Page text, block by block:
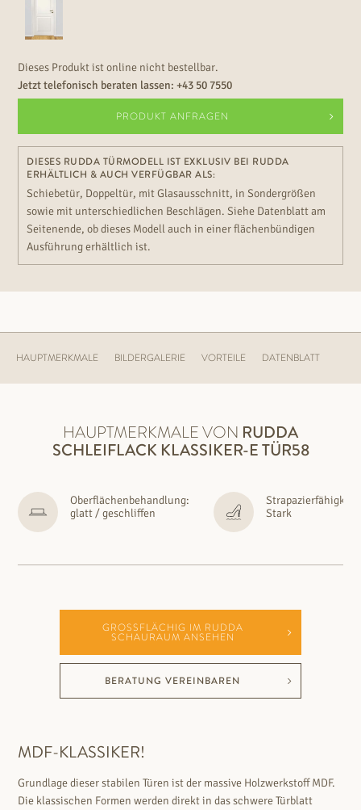
Dieses Produkt ist online nicht bestellbar.
Jetzt telefonisch beraten lassen:+43 50 7550
PRODUKT ANFRAGEN
DIESES RUDDA TÜRMODELL IST EXKLUSIV BEI RUDDA
ERHÄLTLICH & AUCH VERFÜGBAR ALS:
Schiebetür, Doppeltür, mit Glasausschnitt, in Sondergrößen
sowie mit unterschiedlichen Beschlägen. Siehe Datenblatt am
Seitenende, ob dieses Modell auch in einer flächenbündigen
Ausführung erhältlich ist.
HAUPTMERKMALE BILDERGALERIE VORTEILE DATENBLATT
HAUPTMERKMALE VON RUDDA
SCHLEIFLACK KLASSIKER-E TÜR58
Oberflächenbehandlung:
glatt / geschliffen
Strapazierfähigkeit:
Stark
GROSSFLÄCHIG IM RUDDA S
CHAURAUM ANSEHEN
BERATUNG VEREINBAREN
MDF-KLASSIKER!
Grundlage dieser stabilen Türen ist der massive Holzwerkstoff MDF.
Die klassischen Formen werden direkt in das schwere Türblatt